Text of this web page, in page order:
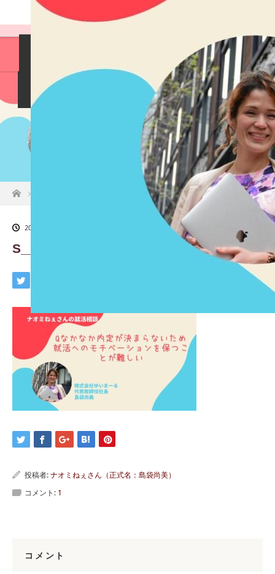
女性社長インタビュー
イベント情報 就活掲示板 お知らせ
ホーム
2023.03.14
S__1974276
投稿者:ナオミねぇさん（正式名：島袋尚美）
コメント: 1
コメント